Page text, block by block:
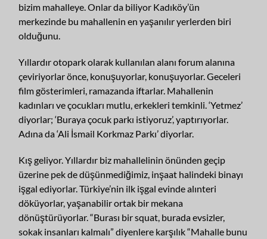
bizim mahalleye. Onlar da biliyor Kadıköy’ün
merkezinde bu mahallenin en yaşanılır yerlerden biri
olduğunu.
Yıllardır otopark olarak kullanılan alanı forum alanına
çeviriyorlar önce, konuşuyorlar, konuşuyorlar. Geceleri
film gösterimleri, ramazanda iftarlar. Mahallenin
kadınları ve çocukları mutlu, erkekleri temkinli. ‘Yetmez’
diyorlar; ‘Buraya çocuk parkı istiyoruz’, yaptırıyorlar.
Adına da ‘Ali İsmail Korkmaz Parkı’ diyorlar.
Kış geliyor. Yıllardır biz mahallelinin önünden geçip
üzerine pek de düşünmediğimiz, inşaat halindeki binayı
işgal ediyorlar. Türkiye’nin ilk işgal evinde alınteri
döküyorlar, yaşanabilir ortak bir mekana
dönüştürüyorlar. “Burası bir squat, burada evsizler,
sokak insanları kalmalı” diyenlere karşılık “Mahalle bunu